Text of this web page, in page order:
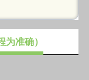
准确）